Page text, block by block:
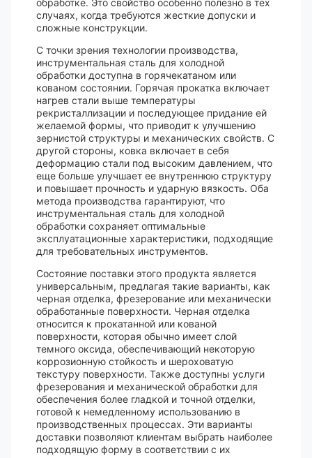
обработке. Это свойство особенно полезно в тех
случаях, когда требуются жесткие допуски и
сложные конструкции.
С точки зрения технологии производства,
инструментальная сталь для холодной
обработки доступна в горячекатаном или
кованом состоянии. Горячая прокатка включает
нагрев стали выше температуры
рекристаллизации и последующее придание ей
желаемой формы, что приводит к улучшению
зернистой структуры и механических свойств. С
другой стороны, ковка включает в себя
деформацию стали под высоким давлением, что
еще больше улучшает ее внутреннюю структуру
и повышает прочность и ударную вязкость. Оба
метода производства гарантируют, что
инструментальная сталь для холодной
обработки сохраняет оптимальные
эксплуатационные характеристики, подходящие
для требовательных инструментов.
Состояние поставки этого продукта является
универсальным, предлагая такие варианты, как
черная отделка, фрезерование или механически
обработанные поверхности. Черная отделка
относится к прокатанной или кованой
поверхности, которая обычно имеет слой
темного оксида, обеспечивающий некоторую
коррозионную стойкость и шероховатую
текстуру поверхности. Также доступны услуги
фрезерования и механической обработки для
обеспечения более гладкой и точной отделки,
готовой к немедленному использованию в
производственных процессах. Эти варианты
доставки позволяют клиентам выбрать наиболее
подходящую форму в соответствии с их